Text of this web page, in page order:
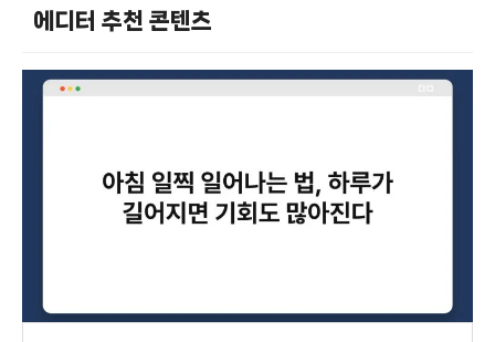
에디터 추천 콘텐츠